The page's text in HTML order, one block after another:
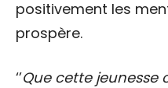
positivement les
prospère.
‘’Que cette jeunesse